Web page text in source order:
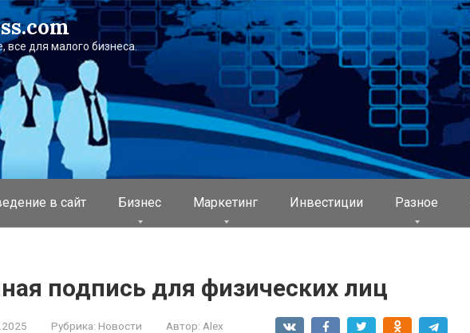
все для малого бизнеса.
в сайт Бизнес Маркетинг Инвестиции Разное
подпись для физических лиц
Рубрика: Новости Автор: Alex